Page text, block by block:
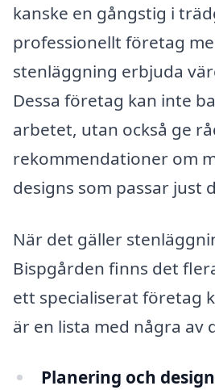
kanske en gångstig i
professionellt företag
stenläggning erbjuda
Dessa företag kan inte
arbetet, utan också ge
rekommendationer om
designs som passar just
När det gäller
Bispgården finns det
ett specialiserat företag
är en lista med några av
Planering och